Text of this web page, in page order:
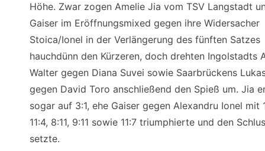
Höhe. Zwar zogen Amelie Jia vom TSV Langstadt
Gaiser im Eröffnungsmixed gegen ihre Widersacher
Stoica/Ionel in der Verlängerung des fünften Satzes
hauchdünn den Kürzeren, doch drehten Ingolstadts
Walter gegen Diana Suvei sowie Saarbrückens
gegen David Toro anschließend den Spieß um. Jia
sogar auf 3:1, ehe Gaiser gegen Alexandru Ionel mit
11:4, 8:11, 9:11 sowie 11:7 triumphierte und den
setzte.